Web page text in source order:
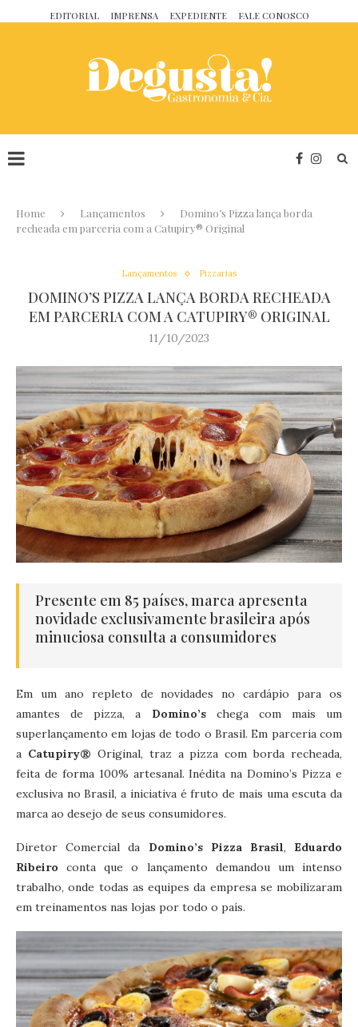
EDITORIAL IMPRENSA EXPEDIENTE FALE CONOSCO
Home Lançamentos
Domino’s Pizza lança borda
recheada em parceria com a Catupiry® Original
Lançamentos Pizzarias
DOMINO’S PIZZA LANÇA BORDA RECHEADA
EM PARCERIA COM A CATUPIRY® ORIGINAL
11/10/2023
Presente em 85 países, marca apresenta
novidade exclusivamente brasileira após
minuciosa consulta a consumidores
Em um ano repleto de novidades no cardápio para os
amantes de pizza, a Domino’schega com mais um
superlançamento em lojas de todo o Brasil. Em parceria com
a Catupiry®️ Original, traz a pizza com borda recheada,
feita de forma 100% artesanal. Inédita na Domino’s Pizza e
exclusiva no Brasil, a iniciativa é fruto de mais uma escuta da
marca ao desejo de seus consumidores.
Diretor Comercial da Domino’s Pizza Brasil, Eduardo
Ribeiro conta que o lançamento demandou um intenso
trabalho, onde todas as equipes da empresa se mobilizaram
em treinamentos nas lojas por todo o país.